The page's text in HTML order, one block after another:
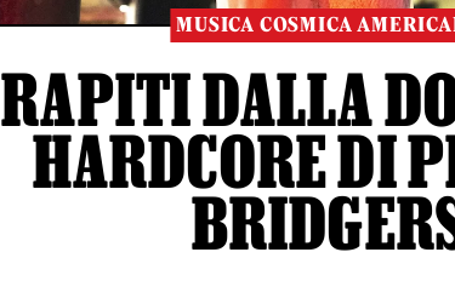
MUSICA COSMICA
RAPITI DALLA
HARDCORE DI